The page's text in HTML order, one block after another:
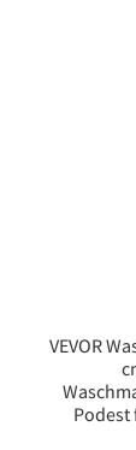
VEVOR
Podest